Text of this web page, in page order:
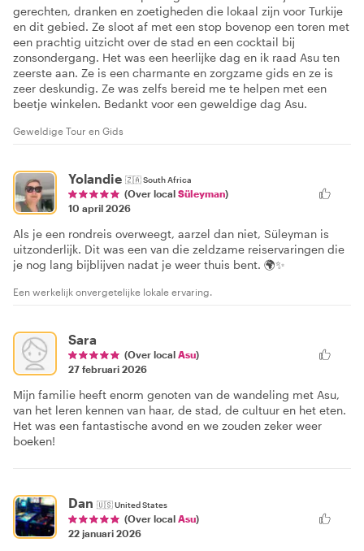
gerechten, dranken en zoetigheden die lokaal zijn voor Turkije
en dit gebied. Ze sloot af met een stop bovenop een toren met
een prachtig uitzicht over de stad en een cocktail bij
zonsondergang. Het was een heerlijke dag en ik raad Asu ten
zeerste aan. Ze is een charmante en zorgzame gids en ze is
zeer deskundig. Ze was zelfs bereid me te helpen met een
beetje winkelen. Bedankt voor een geweldige dag Asu.
Geweldige Tour en Gids
Yolandie 🇿🇦South Africa
(Over local Süleyman)
10 april 2026
Als je een rondreis overweegt, aarzel dan niet, Süleyman is
uitzonderlijk. Dit was een van die zeldzame reiservaringen die
je nog lang bijblijven nadat je weer thuis bent. 🌍✨
Een werkelijk onvergetelijke lokale ervaring.
Sara
(Over local Asu)
27 februari 2026
Mijn familie heeft enorm genoten van de wandeling met Asu,
van het leren kennen van haar, de stad, de cultuur en het eten.
Het was een fantastische avond en we zouden zeker weer
boeken!
Dan 🇺🇸United States
(Over local Asu)
22 januari 2026